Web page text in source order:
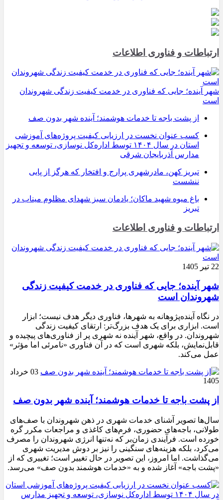
ارتباطات و فناوری اطلاعات
شهر آینده؛ جایی که فناوری در خدمت کیفیت زندگی شهروندان
است
از پشت باجه تا خدمات هوشمند؛ آینده شهر بدون صف
کسب عنوان نخست در ارزیابی کیفیت پروژه‌های آموزشی
استان در سال ۱۴۰۴ توسط اداره‌کل نوسازی، توسعه و تجهیز
مدارس آذربایجان شرقی
تبریز کهن، مادرشهری پرارج و افتخار که هرگز از پایی
ننشست
باغ میوه شهید ماکان؛ یادمان سبز شهدای مظلوم میناب در
تبریز
ارتباطات و فناوری اطلاعات
22 تیر 1405
شهر آینده؛ جایی که فناوری در خدمت کیفیت زندگی
شهروندان است
در نگاه آینده‌پژوهانه به شهرها، فناوری دیگر هدف نیست؛ ابزار
است. ابزاری برای یک هدف بزرگ‌تر: ارتقای کیفیت زندگی
شهروندان. در واقع، شهر آینده نه شهری پر از فناوری‌های پیچیده و
قابل‌نمایش، بلکه شهری است که در آن فناوری «نامرئی اما مؤثر»
عمل می‌کند.
03 خرداد
1405
از پشت باجه تا خدمات هوشمند؛ آینده شهر بدون صف
سال‌ها تصویر آشنای خدمات شهری در ذهن شهروندان با صف‌های
طولانی، باجه‌های حضوری، فرم‌های کاغذی و مراجعات مکرر گره
خورده است. فرآیندی زمان‌بر که نه‌تنها انرژی شهروندان را مصرف
می‌کرد، بلکه هزینه‌های سنگینی را نیز بر دوش مدیریت شهری
می‌گذاشت. اما امروز، این تصویر در حال تغییر است؛ تغییری که از
«پشت باجه» آغاز شده و به «خدمات هوشمند بدون صف» می‌رسد.